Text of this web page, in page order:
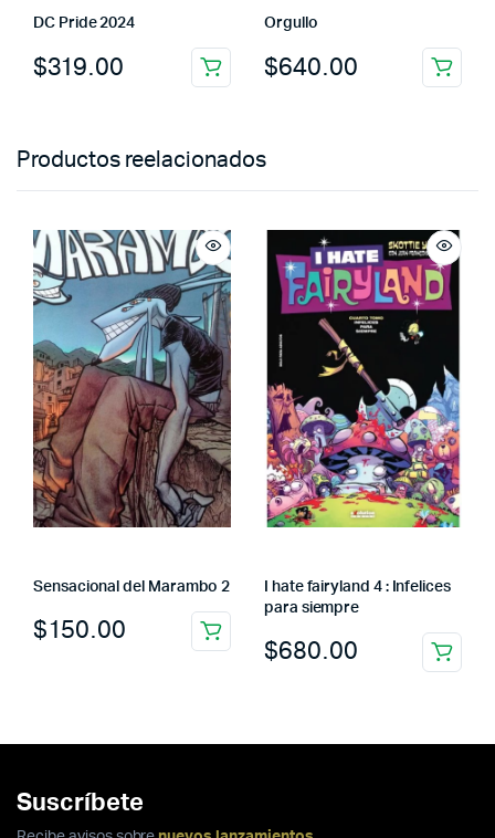
DC Pride 2024
$319.00
Orgullo
$640.00
Productos reelacionados
Sensacional del Marambo 2
$150.00
I hate fairyland 4 : Infelices
para siempre
$680.00
Suscríbete